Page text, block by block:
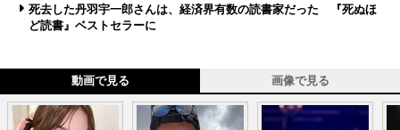
死去した丹羽宇一郎さんは、経済界有数の読書家だった 『死ぬほ
ど読書』ベストセラーに
動画で見る 画像で見る